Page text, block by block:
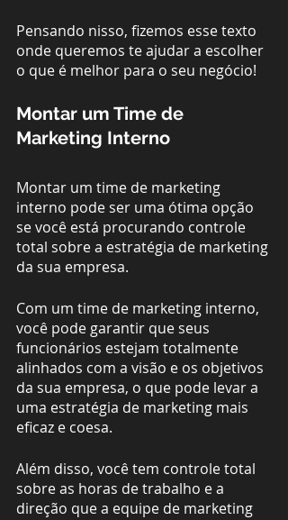
Pensando nisso, fizemos esse texto
onde queremos te ajudar a escolher
o que é melhor para o seu negócio!
Montar um Time de
Marketing Interno
Montar um time de marketing
interno pode ser uma ótima opção
se você está procurando controle
total sobre a estratégia de marketing
da sua empresa.
Com um time de marketing interno,
você pode garantir que seus
funcionários estejam totalmente
alinhados com a visão e os objetivos
da sua empresa, o que pode levar a
uma estratégia de marketing mais
eficaz e coesa.
Além disso, você tem controle total
sobre as horas de trabalho e a
direção que a equipe de marketing